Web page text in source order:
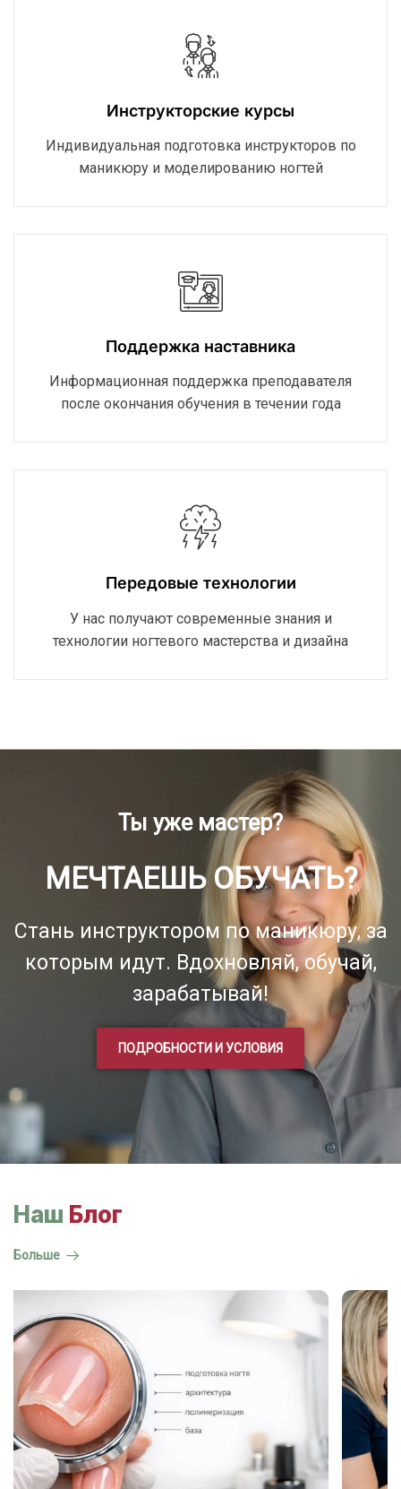
Инструкторские курсы
Индивидуальная подготовка инструкторов по
маникюру и моделированию ногтей
Поддержка наставника
Информационная поддержка преподавателя
после окончания обучения в течении года
Передовые технологии
У нас получают современные знания и
технологии ногтевого мастерства и дизайна
Ты уже мастер?
МЕЧТАЕШЬ ОБУЧАТЬ?
Стань инструктором по маникюру, за
которым идут. Вдохновляй, обучай,
зарабатывай!
ПОДРОБНОСТИ И УСЛОВИЯ
Наш Блог
Больше